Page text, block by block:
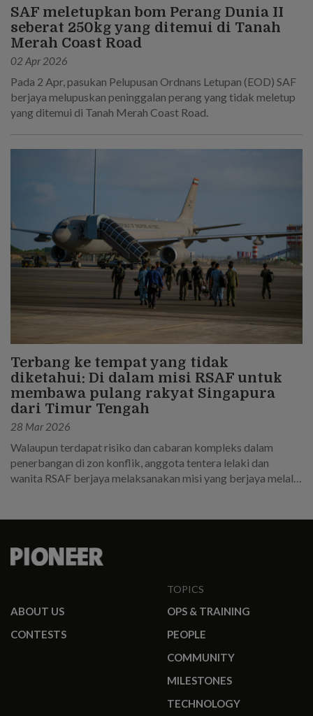
SAF meletupkan bom Perang Dunia II
seberat 250kg yang ditemui di Tanah
Merah Coast Road
02 Apr 2026
Pada 2 Apr, pasukan Pelupusan Ordnans Letupan (EOD) SAF
berjaya melupuskan peninggalan perang yang tidak meletup
yang ditemui di Tanah Merah Coast Road.
Terbang ke tempat yang tidak
diketahui: Di dalam misi RSAF untuk
membawa pulang rakyat Singapura
dari Timur Tengah
28 Mar 2026
Walaupun terdapat risiko dan cabaran kompleks dalam
penerbangan di zon konflik, anggota tentera lelaki dan
wanita RSAF berjaya melaksanakan misi yang berjaya melalui
ABOUT US
CONTESTS
TOPICS
OPS & TRAINING
PEOPLE
COMMUNITY
MILESTONES
TECHNOLOGY